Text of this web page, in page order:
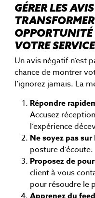
GÉRER LES
OPPORTUNITÉ
VOTRE SERVICE
Un avis négatif n’est
chance de montrer
l’ignorez jamais. La
Répondre
Accusez
l’expérience
Ne soyez pas
posture d’écoute.
Proposez de
client à vous
pour résoudre le